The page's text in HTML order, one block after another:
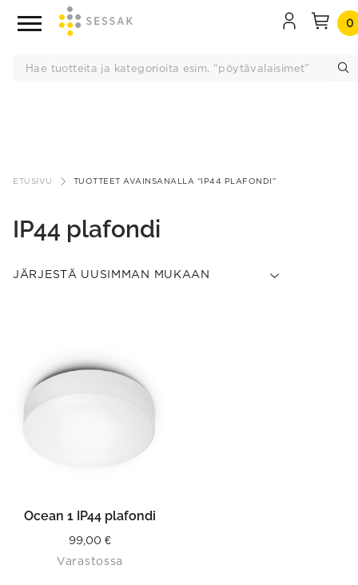
sisältöön
0
ETUSIVU TUOTTEET AVAINSANALLA “IP44 PLAFONDI”
IP44 plafondi
Ocean 1 IP44 plafondi
99,00 €
Varastossa